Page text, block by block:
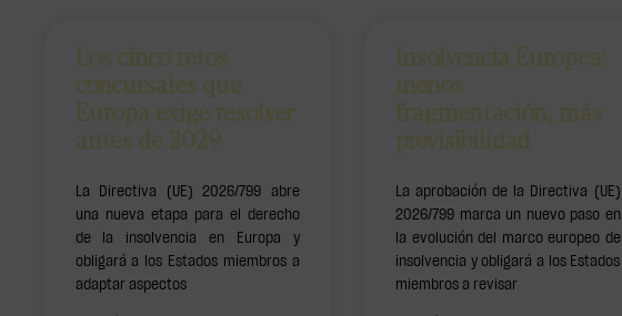
Los cinco retos
concursales que
Europa exige resolver
antes de 2029
La Directiva (UE) 2026/799 abre
una nueva etapa para el derecho
de la insolvencia en Europa y
obligará a los Estados miembros a
adaptar aspectos
Insolvencia Europea:
menos
fragmentación, más
previsibilidad
La aprobación de la Directiva (UE)
2026/799 marca un nuevo paso en
la evolución del marco europeo de
insolvencia y obligará a los Estados
miembros a revisar